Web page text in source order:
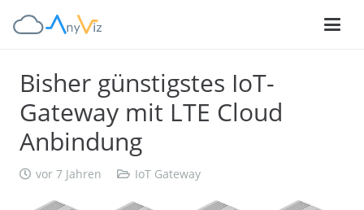
Bisher günstigstes IoT-
Gateway mit LTE Cloud
Anbindung
vor 7 Jahren IoT Gateway